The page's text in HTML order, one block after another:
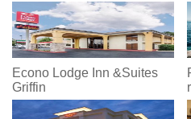
Econo Lodge Inn &Suites
Griffin